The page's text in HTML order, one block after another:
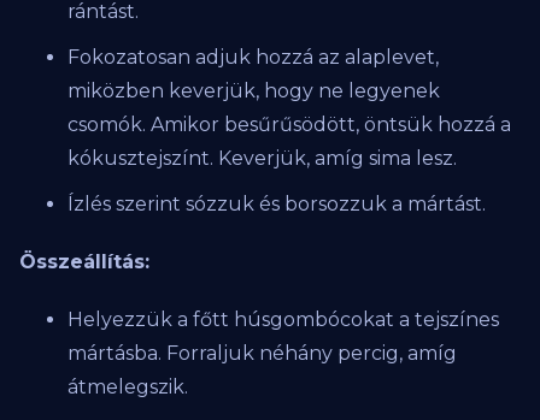
rántást.
Fokozatosan adjuk hozzá az alaplevet,
miközben keverjük, hogy ne legyenek
csomók. Amikor besűrűsödött, öntsük hozzá a
kókusztejszínt. Keverjük, amíg sima lesz.
Ízlés szerint sózzuk és borsozzuk a mártást.
Összeállítás:
Helyezzük a főtt húsgombócokat a tejszínes
mártásba. Forraljuk néhány percig, amíg
átmelegszik.